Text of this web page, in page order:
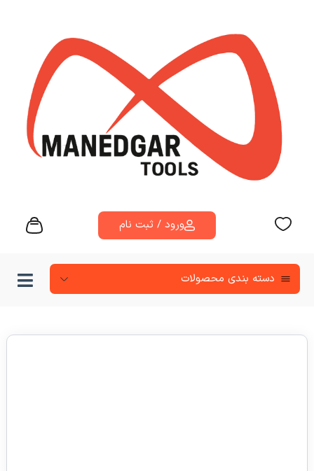
ورود / ثبت نام
دسته‌ بندی محصولات